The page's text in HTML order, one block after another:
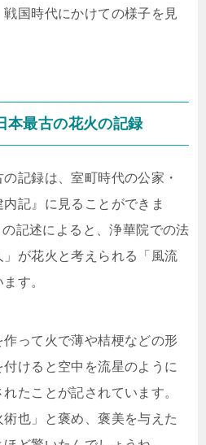
国時代にかけての様子を見
本最古の花火の記録
記録は、室町時代の公家・
記』に見ることができま
記述によると、浄華院での法
が花火と考えられる「風流
す。
って火で薄や桔梗などの形
けると空中を流星のように
たことが記されています。
也」と褒め、褒美を与えた